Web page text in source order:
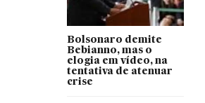
Bolsonaro demite
Bebianno, mas o
elogia em vídeo, na
tentativa de atenuar
crise